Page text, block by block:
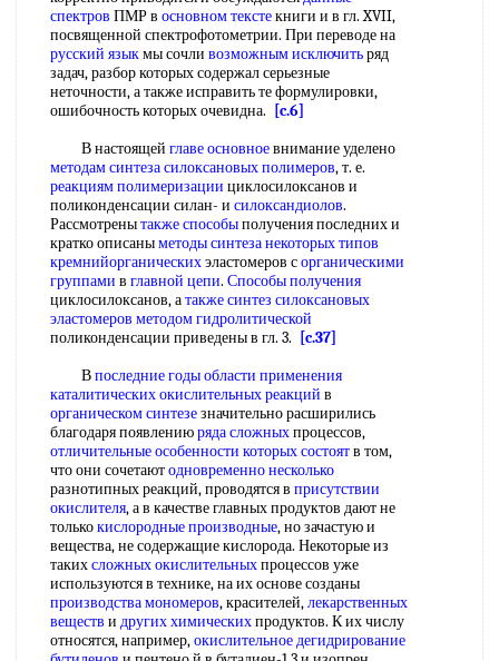
спектров ПМР в основном текстекниги и в гл. XVII,
посвященной спектрофотометрии. При переводе на
русский языкмы сочли возможным исключитьряд
задач, разбор которых содержал серьезные
неточности, а также исправить те формулировки,
ошибочность которых очевидна.
[c.6]
В настоящей главе основноевнимание уделено
методам синтезасилоксановых полимеров, т. е.
реакциям полимеризации циклосилоксанов и
поликонденсации силан- и силоксандиолов.
Рассмотренытакже способыполучения последних и
кратко описаныметоды синтеза некоторыхтипов
кремнийорганическихэластомеров сорганическими
группами в главной цепи. Способы получения
циклосилоксанов, атакже синтез силоксановых
эластомеров методом гидролитической
поликонденсации приведены в гл. 3.
[c.37]
Впоследние годыобласти применения
каталитическихокислительных реакций в
органическом синтезезначительно расширились
благодаря появлениюряда сложныхпроцессов,
отличительные особенности которых состоятв том,
что они сочетаютодновременно несколько
разнотипных реакций, проводятся в присутствии
окислителя, а в качестве главных продуктов дают не
толькокислородные производные, но зачастую и
вещества, не содержащие кислорода. Некоторые из
такихсложных окислительныхпроцессов уже
используются в технике, на их основе созданы
производства мономеров, красителей,лекарственных
веществ и других химическихпродуктов. К их числу
относятся, например,окислительное дегидрирование